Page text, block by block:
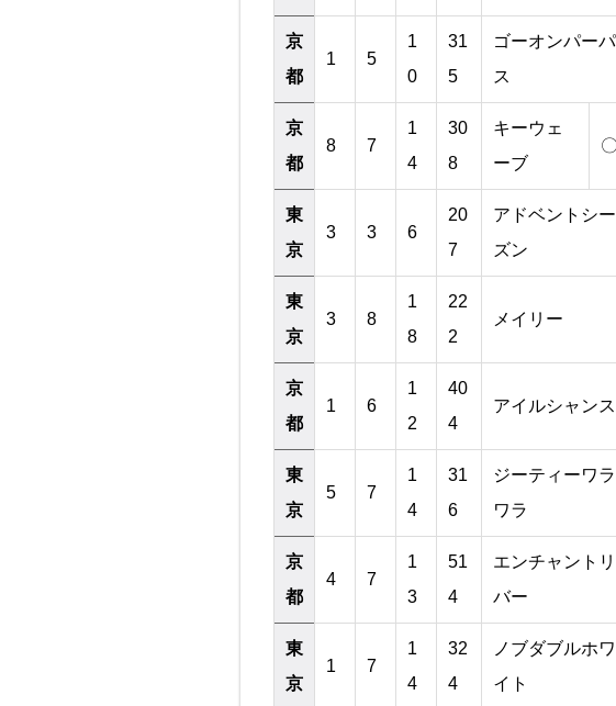
京
都
1 5
1
0
31
5
ゴーオンパーパ
ス
京
都
8 7
1
4
30
8
キーウェ
ーブ
〇
東
京
3 3 6
20
7
アドベントシー
ズン
東
京
3 8
1
8
22
2
メイリー
京
都
1 6
1
2
40
4
アイルシャンス
東
京
5 7
1
4
31
6
ジーティーワラ
ワラ
京
都
4 7
1
3
51
4
エンチャントリ
バー
東
京
1 7
1
4
32
4
ノブダブルホワ
イト